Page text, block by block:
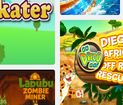
turnyras
Gelbėjimo rato
obliavimas